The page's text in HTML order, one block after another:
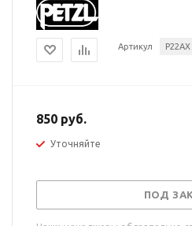
Артикул
850 руб.
Уточняйте
ПОД